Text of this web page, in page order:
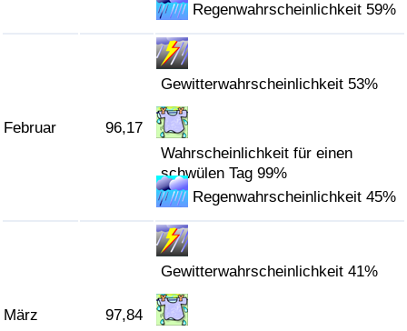
Regenwahrscheinlichkeit 59%
Februar 96,17
Gewitterwahrscheinlichkeit 53%
Wahrscheinlichkeit für einen
schwülen Tag 99%
Regenwahrscheinlichkeit 45%
März 97,84
Gewitterwahrscheinlichkeit 41%
Umweltverschmutzungs-Index nach Land
Verkehrs-Index
Verkehrs-Index (aktuell)
Verkehrs-Index nach Land